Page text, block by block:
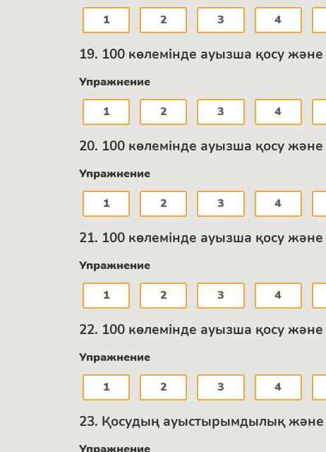
1
2 3 4
19. 100 көлемінде ауызша қосу және
Упражнение
1
2 3 4
20. 100 көлемінде ауызша қосу және
Упражнение
1
2 3 4
21. 100 көлемінде ауызша қосу және
Упражнение
1
2 3 4
22. 100 көлемінде ауызша қосу және
Упражнение
1
2 3 4
23. Қосудың ауыстырымдылық және
Упражнение